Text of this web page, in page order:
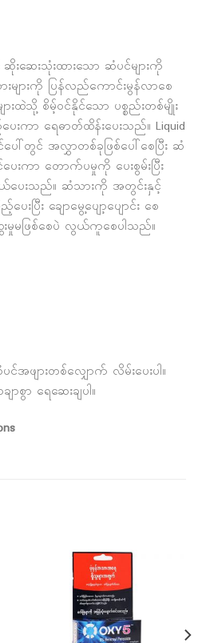
ဆိုးဆေးသုံးထားသော ဆံပင်များကို
များကို ပြန်လည်ကောင်းမွန်လာစေ
ထဲသို့ စိမ့်ဝင်နိုင်သော ပစ္စည်းတစ်မျိုး
ေးကာ ရေဓာတ်ထိန်းပေးသည်။ Liquid
ေါ်တွင် အလွှာတစ်ခုဖြစ်ပေါ်စေပြီး ဆံ
းကာ တောက်ပမှုကို ပေးစွမ်းပြီး
ပေးသည်။ ဆံသားကို အတွင်းနှင့်
ပြီး ချောမွေ့ပျော့ပျောင်း စေ
မှုမဖြစ်စေပဲ လွယ်ကူစေပါသည်။
ဖျားတစ်လျှောက် လိမ်းပေးပါ။
စွာ ရေဆေးချပါ။